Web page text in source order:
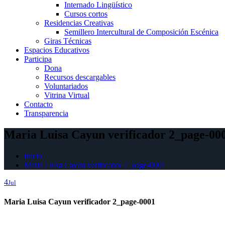
Internado Lingüístico
Cursos cortos
Residencias Creativas
Semillero Intercultural de Composición Escénica
Giras Técnicas
Espacios Educativos
Participa
Dona
Recursos descargables
Voluntariados
Vitrina Virtual
Contacto
Transparencia
Maria Luisa Cayun verificador 2_page-
Inicio
Maria Luisa Cayun verificador 2_page-0001
4Jul
Maria Luisa Cayun verificador 2_page-0001